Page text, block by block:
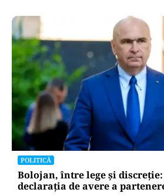
POLITICĂ
Bolojan, între lege și discreție:
declarația de avere a